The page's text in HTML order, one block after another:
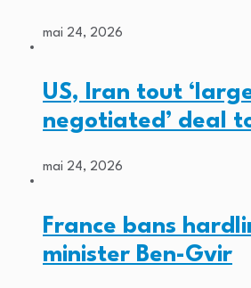
mai 24, 2026
US, Iran tout
negotiated’ deal
mai 24, 2026
France bans
minister Ben-Gvir